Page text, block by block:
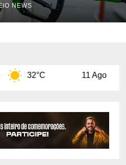
NEWS
11 Ago 29°C